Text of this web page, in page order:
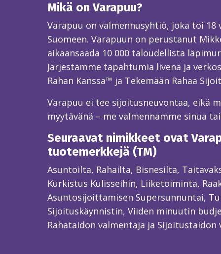
Mikä on Varapuu?
Varapuu on valmennusyhtiö, joka toi
Suomeen. Varapuun on perustanut
aikaansaada 10 000 taloudellista
Järjestämme tapahtumia livenä ja
Rahan Kanssa™ ja Tekemään Rahaa
Varapuu ei tee sijoitusneuvontaa, eikä
myytävänä – me valmennamme sinua
Seuraavat nimikkeet ovat
tuotemerkkejä (TM)
Asuntoilta, Rahailta, Bisnesilta,
Kurkistus Kulisseihin, Liiketoiminta,
Asuntosijoittamisen Supersunnuntai,
Sijoituskäynnistin, Viiden minuutin
Rahataidon valmentaja ja Sijoitustaidon